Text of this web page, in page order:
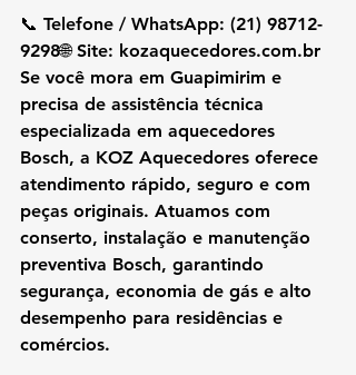
📞 Telefone / WhatsApp: (21) 98712-
9298🌐 Site: kozaquecedores.com.br
Se você mora em Guapimirim e
precisa de assistência técnica
especializada em aquecedores
Bosch, a KOZ Aquecedores oferece
atendimento rápido, seguro e com
peças originais. Atuamos com
conserto, instalação e manutenção
preventiva Bosch, garantindo
segurança, economia de gás e alto
desempenho para residências e
comércios.